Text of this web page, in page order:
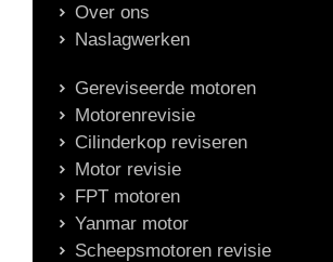
Over ons
Naslagwerken
Gereviseerde motoren
Motorenrevisie
Cilinderkop reviseren
Motor revisie
FPT motoren
Yanmar motor
Scheepsmotoren revisie